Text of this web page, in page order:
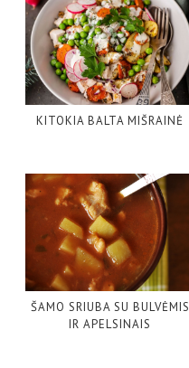
KITOKIA BALTA MIŠRAINĖ
ŠAMO SRIUBA SU BULVĖMIS
IR APELSINAIS